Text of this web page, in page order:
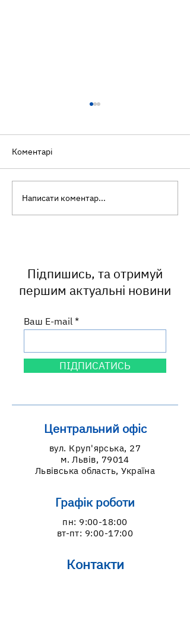
Де на Львівщині вода у
водоймах відповідає
Коментарі
Написати коментар...
Підпишись, та отримуй
першим актуальні новини
Ваш E-mail
ПІДПИСАТИСЬ
Центральний офіс
вул. Круп'ярська, 27
м. Львів, 79014
Львівська область, Україна
Графік роботи
пн: 9:00-18:00
вт-пт: 9:00-17:00
Контакти